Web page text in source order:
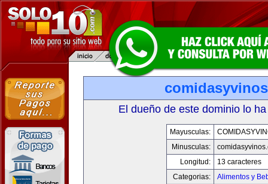
El dueño de este dominio lo
Mayusculas:
Minusculas:
Longitud:
13 caracteres
Categorias:
Alimentos y